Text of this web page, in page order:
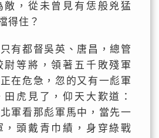
敵，從未曾見有恁般兇猛
得住？
有都督吳英、唐昌，總管
尉等將，領著五千敗殘軍
在危急，忽的又有一彪軍
虎見了，仰天大歎道：
軍看那彪軍馬中，當先一
，頭戴青巾績，身穿綠戰